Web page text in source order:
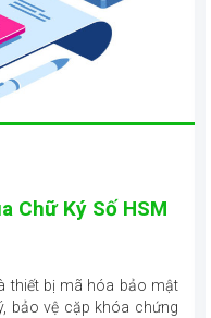
Chữ Ký Số HSM
thiết bị mã hóa bảo mật
bảo vệ cặp khóa chứng